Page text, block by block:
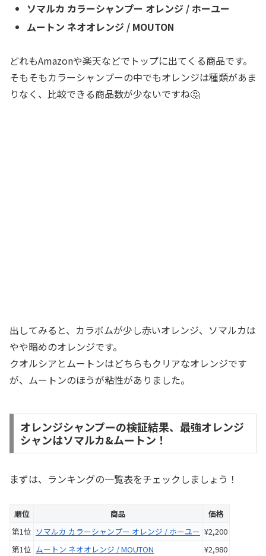
ソマルカ カラーシャンプー オレンジ / ホーユー
ムートン ネオオレンジ / MOUTON
どれもAmazonや楽天などでトップに出てくる商品です。
そもそもカラーシャンプーの中でもオレンジは種類があま
りなく、比較できる商品数が少ないですね🤔
出してみると、カラボムが少し赤いオレンジ、ソマルカは
やや暗めのオレンジです。
クオルシアとムートンはどちらもクリアなオレンジです
が、ムートンのほうが粘性がありました。
オレンジシャンプーの検証結果、最強オレンジ
シャンはソマルカ&ムートン！
まずは、ランキングの一覧表をチェックしましょう！
順位 商品
価格
第1位 ソマルカ カラーシャンプー オレンジ / ホーユー ¥2,200
第1位 ムートン ネオオレンジ / MOUTON
¥2,980